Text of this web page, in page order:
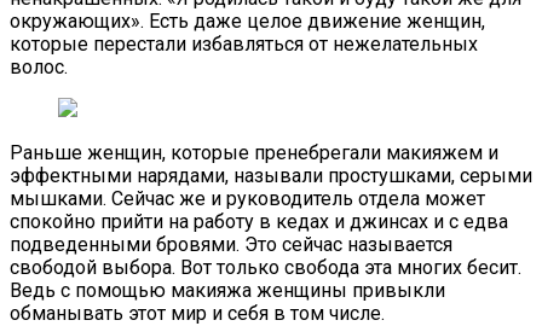
окружающих». Есть даже целое движение женщин,
которые перестали избавляться от нежелательных
волос.
Раньше женщин, которые пренебрегали макияжем и
эффектными нарядами, называли простушками, серыми
мышками. Сейчас же и руководитель отдела может
спокойно прийти на работу в кедах и джинсах и с едва
подведенными бровями. Это сейчас называется
свободой выбора. Вот только свобода эта многих бесит.
Ведь с помощью макияжа женщины привыкли
обманывать этот мир и себя в том числе.